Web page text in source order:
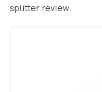
splitter review.